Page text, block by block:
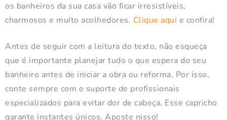
os banheiros da sua casa vão ficar irresistíveis,
charmosos e muito acolhedores. Clique aqui e confira!
Antes de seguir com a leitura do texto, não esqueça
que é importante planejar tudo o que espera do seu
banheiro antes de iniciar a obra ou reforma. Por isso,
conte sempre com o suporte de profissionais
especializados para evitar dor de cabeça. Esse capricho
garante instantes únicos. Aposte nisso!